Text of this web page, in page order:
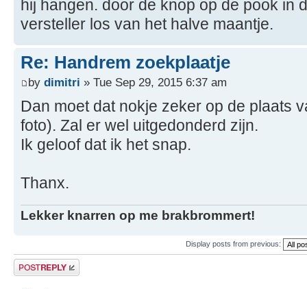
hij hangen. door de knop op de pook in
versteller los van het halve maantje.
Re: Handrem zoekplaatje
by dimitri » Tue Sep 29, 2015 6:37 am
Dan moet dat nokje zeker op de plaats
foto). Zal er wel uitgedonderd zijn.
Ik geloof dat ik het snap.
Thanx.
Lekker knarren op me brakbrommert!
Display posts from previous:
Post a reply